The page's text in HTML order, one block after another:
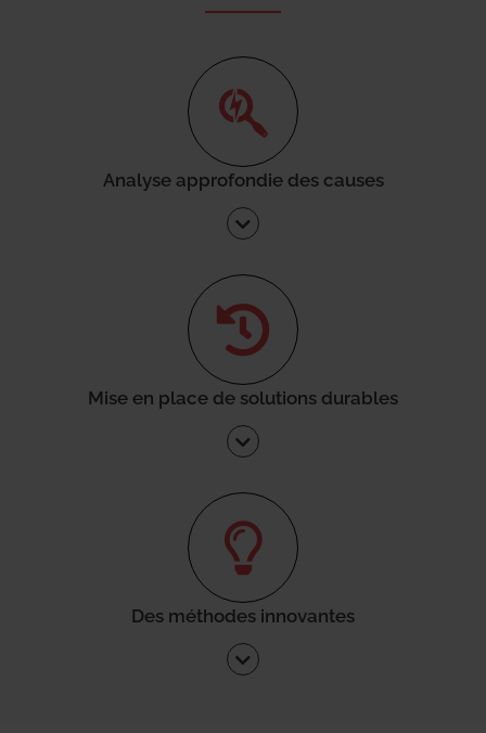
Analyse approfondie des causes
Mise en place de solutions durables
Des méthodes innovantes